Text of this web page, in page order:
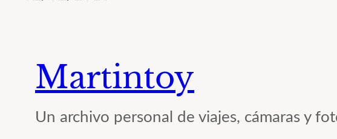
Martintoy
Un archivo personal de viajes, cámaras y